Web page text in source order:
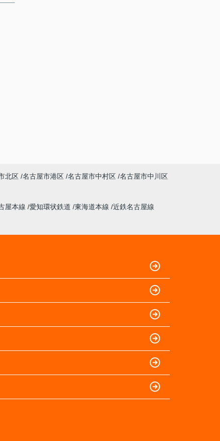
北区 名古屋市港区 名古屋市中村区 名古屋市中川区
屋本線 愛知環状鉄道 東海道本線 近鉄名古屋線